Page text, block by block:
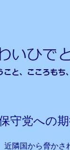
守党への
隣国から脅かさ